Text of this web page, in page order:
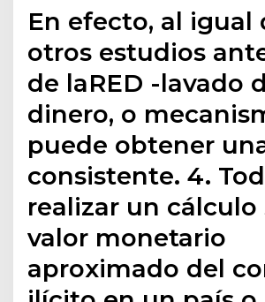
En efecto, al igual
otros estudios
de laRED -lavado
dinero, o
puede obtener
consistente. 4.
realizar un cálculo
valor monetario
aproximado del